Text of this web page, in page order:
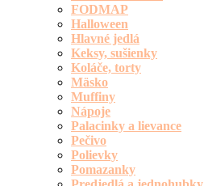
FODMAP
Halloween
Hlavné jedlá
Keksy, sušienky
Koláče, torty
Mäsko
Muffiny
Nápoje
Palacinky a lievance
Pečivo
Polievky
Pomazanky